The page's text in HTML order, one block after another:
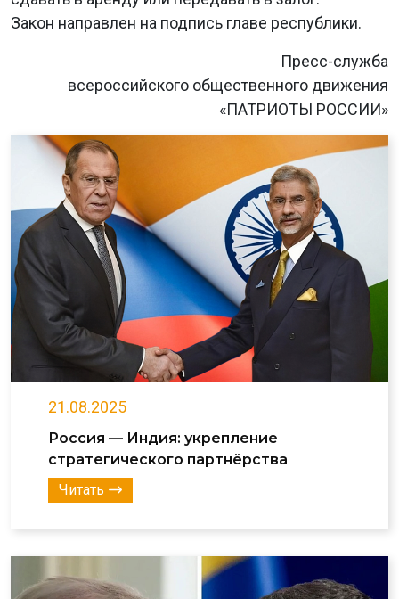
Закон направлен на подпись главе республики.
Пресс-служба
всероссийского общественного движения
«ПАТРИОТЫ РОССИИ»
21.08.2025
Россия — Индия: укрепление
стратегического партнёрства
Читать